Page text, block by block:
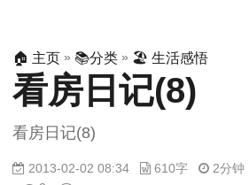
🏠 主页 » 📚分类 » 🏖 生活感悟
看房日记(8)
看房日记(8)
2013-02-02 08:34 610字 2分钟